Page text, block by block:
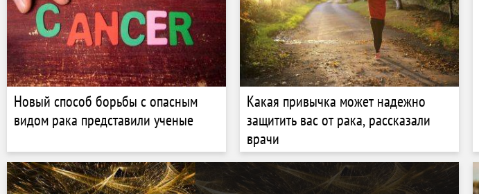
Новый способ борьбы с опасным
видом рака представили ученые
Какая привычка может надежно
защитить вас от рака, рассказали
врачи